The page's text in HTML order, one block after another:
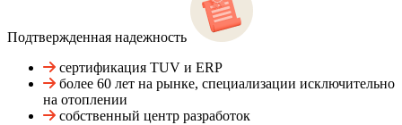
Подтвержденная надежность
сертификация TUV и ERP
более 60 лет на рынке, специализации исключительно
на отоплении
собственный центр разработок